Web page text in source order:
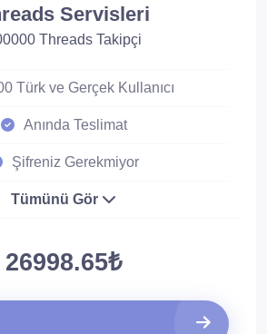
Servisleri
Threads Takipçi
Türk ve Gerçek Kullanıcı
Anında Teslimat
Şifreniz Gerekmiyor
Tümünü Gör
26998.65₺